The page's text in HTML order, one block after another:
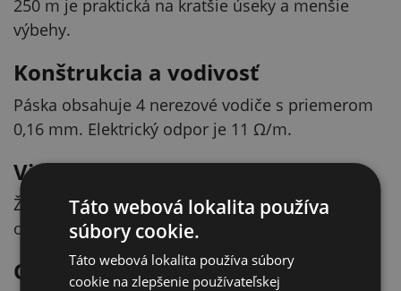
250 m je praktická na kratšie úseky a menšie
výbehy.
Konštrukcia a vodivosť
Páska obsahuje 4 nerezové vodiče s priemerom
0,16 mm. Elektrický odpor je 11 Ω/m.
Viditeľnosť v teréne
Žlto-oranžové vyhotovenie zvyšuje viditeľnosť
ohradníka.
Odporúčané použitie
Táto webová lokalita používa
súbory cookie.
Táto webová lokalita používa súbory
cookie na zlepšenie používateľskej